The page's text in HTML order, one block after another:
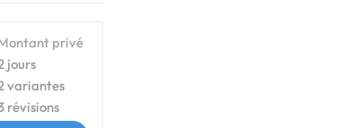
privé
jours
variantes
révisions